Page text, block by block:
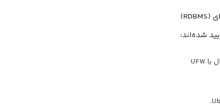
برای دنبال کردن این راهنما، شما به یک کامپیوتر با سیستم مدیریت پایگاه داده رابطه‌ای (RDBMS)
یک سرور با سیستم عامل Ubuntu که یک کاربر غیر روت با دسترسی مدیریتی دارد و فایروال با UFW